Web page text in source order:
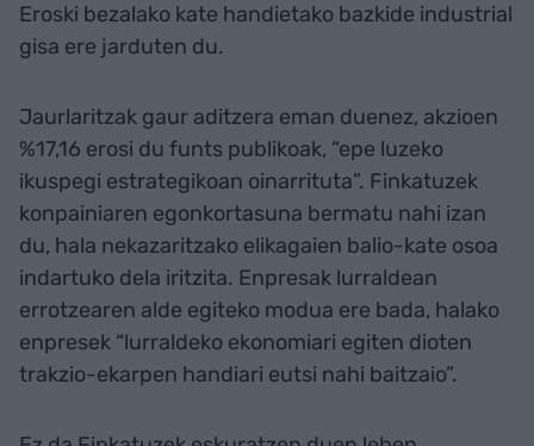
Eroski bezalako kate handietako bazkide industrial
gisa ere jarduten du.
Jaurlaritzak gaur aditzera eman duenez, akzioen
%17,16 erosi du funts publikoak, “epe luzeko
ikuspegi estrategikoan oinarrituta”. Finkatuzek
konpainiaren egonkortasuna bermatu nahi izan
du, hala nekazaritzako elikagaien balio-kate osoa
indartuko dela iritzita. Enpresak lurraldean
errotzearen alde egiteko modua ere bada, halako
enpresek “lurraldeko ekonomiari egiten dioten
trakzio-ekarpen handiari eutsi nahi baitzaio”.